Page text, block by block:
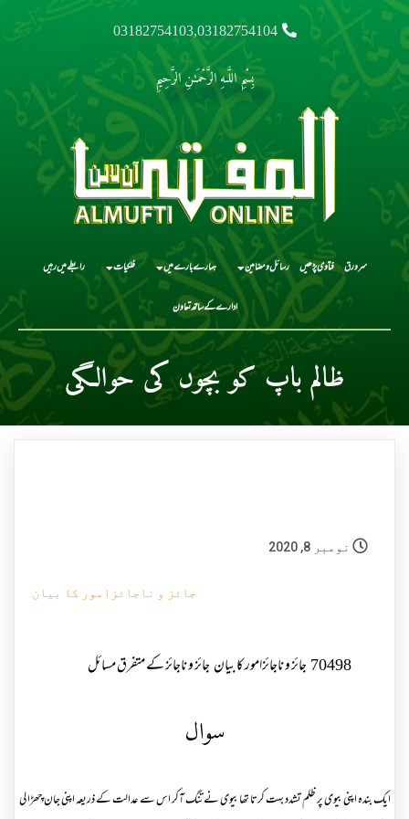
03182754103,03182754104
بِسْمِ اللَّـهِ الرَّحْمَـٰنِ الرَّحِيمِ
سرورق فتاوی پڑھیں رسائل و مضامین ہمارے بارے میں فلکیات رابطے میں رہیں
ادارے کے ساتھ تعاون
ظالم باپ کو بچوں کی حوالگی
نومبر 8, 2020
جائز و ناجائزامور کا بیان
70498 جائز و ناجائزامور کا بیان جائز و ناجائز کے متفرق مسائل
سوال
ایک بندہ اپنی بیوی پر ظلم تشدد بہت کرتا تھا بیوی نے تنگ آکر اس سے عدالت کے ذریعہ اپنی جان چھڑا لی